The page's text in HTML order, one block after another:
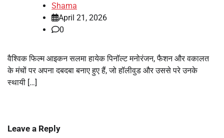
Shama
April 21, 2026
0
वैश्विक फिल्म आइकन सलमा हायेक पिनॉल्ट मनोरंजन, फैशन और वकालत
के मंचों पर अपना दबदबा बनाए हुए हैं, जो हॉलीवुड और उससे परे उनके
स्थायी […]
Leave a Reply